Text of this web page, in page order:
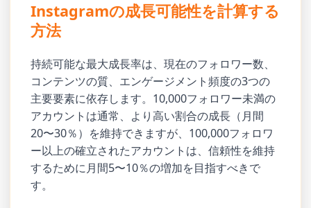
Instagramの成長可能性を計算する
方法
持続可能な最大成長率は、現在のフォロワー数、
コンテンツの質、エンゲージメント頻度の3つの
主要要素に依存します。10,000フォロワー未満の
アカウントは通常、より高い割合の成長（月間
20〜30％）を維持できますが、100,000フォロワ
ー以上の確立されたアカウントは、信頼性を維持
するために月間5〜10％の増加を目指すべきで
す。